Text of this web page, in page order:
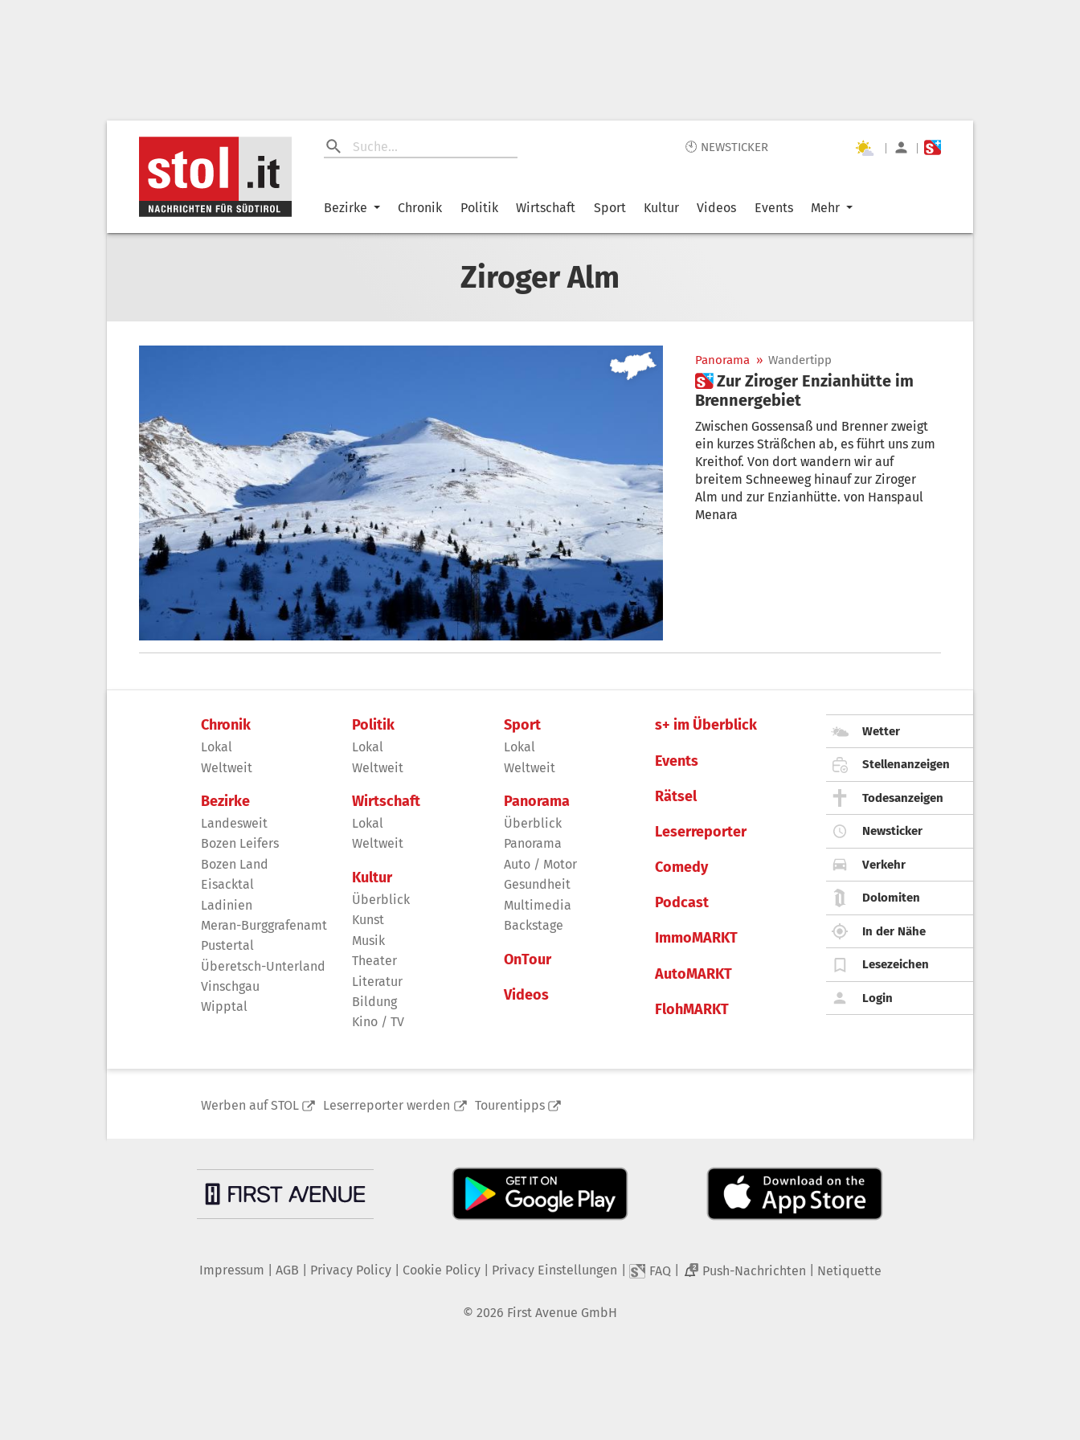
🕙 NEWSTICKER | |
Bezirke Chronik Politik Wirtschaft Sport Kultur Videos Events Mehr
Ziroger Alm
Panorama » Wandertipp
 Zur Ziroger Enzianhütte im
Brennergebiet
Zwischen Gossensaß und Brenner zweigt
ein kurzes Sträßchen ab, es führt uns zum
Kreithof. Von dort wandern wir auf
breitem Schneeweg hinauf zur Ziroger
Alm und zur Enzianhütte. von Hanspaul
Menara
Chronik
Lokal
Weltweit
Bezirke
Landesweit
Bozen Leifers
Bozen Land
Eisacktal
Ladinien
Meran-Burggrafenamt
Pustertal
Überetsch-Unterland
Vinschgau
Wipptal
Politik
Lokal
Weltweit
Wirtschaft
Lokal
Weltweit
Kultur
Überblick
Kunst
Musik
Theater
Literatur
Bildung
Kino / TV
Sport
Lokal
Weltweit
Panorama
Überblick
Panorama
Auto / Motor
Gesundheit
Multimedia
Backstage
OnTour
Videos
s+ im Überblick
Events
Rätsel
Leserreporter
Comedy
Podcast
ImmoMARKT
AutoMARKT
FlohMARKT
Wetter
Stellenanzeigen
Todesanzeigen
Newsticker
Verkehr
Dolomiten
In der Nähe
Lesezeichen
Login
Werben auf STOL Leserreporter werden Tourentipps
Impressum AGB Privacy Policy| Cookie Policy| Privacy Einstellungen FAQ 2 Push-Nachrichten Netiquette
© 2026 First Avenue GmbH